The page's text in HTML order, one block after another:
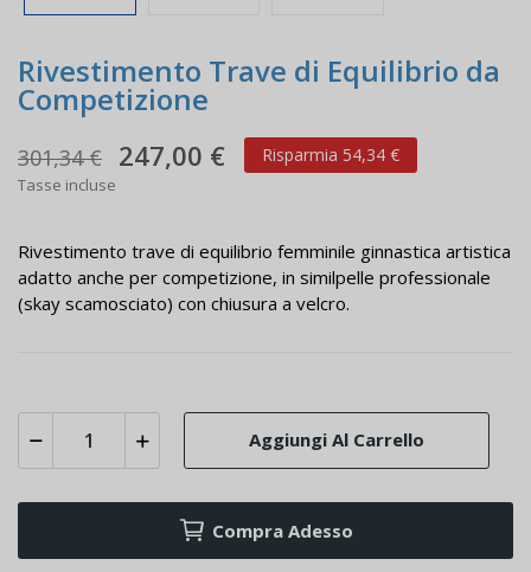
Rivestimento Trave di Equilibrio da
Competizione
301,34 € 247,00 € Risparmia 54,34 €
Tasse incluse
Rivestimento trave di equilibrio femminile ginnastica artistica
adatto anche per competizione, in similpelle professionale
(skay scamosciato) con chiusura a velcro.
Aggiungi Al Carrello
Compra Adesso